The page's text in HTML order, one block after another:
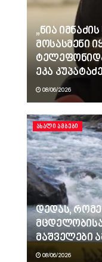
„ნია
მოსასმენი
ეკა კუპატაძე
08/06/2026
ᲐᲮᲐᲚᲘ ᲐᲛᲑᲔᲑᲘ
დედას,
მაშველები
08/06/2026